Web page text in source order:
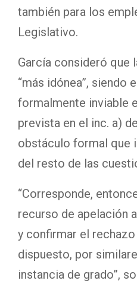
también para los
Legislativo.
García consideró que
“más idónea”, siendo
formalmente inviable
prevista en el inc. a)
obstáculo formal que
del resto de las
“Corresponde,
recurso de apelación
y confirmar el
dispuesto, por
instancia de grado”,